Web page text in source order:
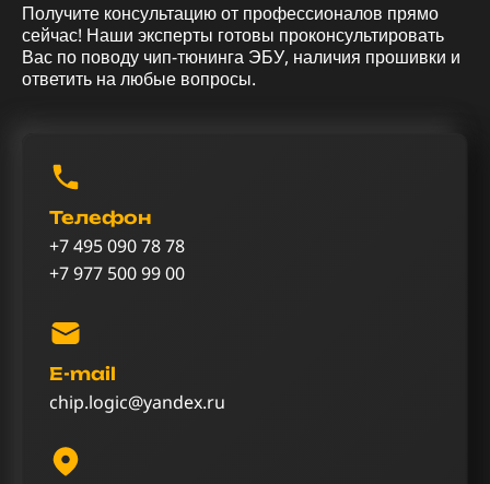
Получите консультацию от профессионалов прямо
сейчас! Наши эксперты готовы проконсультировать
Вас по поводу чип-тюнинга ЭБУ, наличия прошивки и
ответить на любые вопросы.
Телефон
+7 495 090 78 78
+7 977 500 99 00
E-mail
chip.logic@yandex.ru